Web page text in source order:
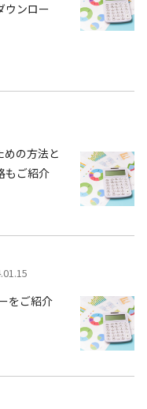
ウンロー
めの方法と
もご紹介
をご紹介